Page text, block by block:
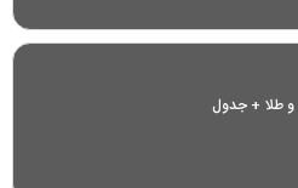
طلا + جدول